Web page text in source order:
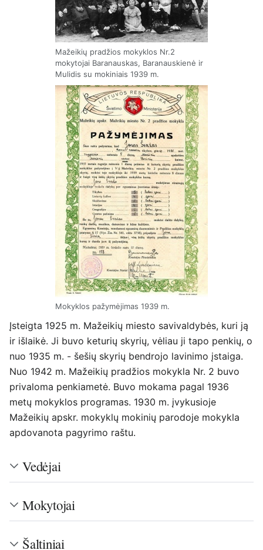
Mažeikių pradžios mokyklos Nr.2
mokytojai Baranauskas, Baranauskienė ir
Mulidis su mokiniais 1939 m.
Mokyklos pažymėjimas 1939 m.
Įsteigta 1925 m. Mažeikių miesto savivaldybės, kuri ją
ir išlaikė. Ji buvo keturių skyrių, vėliau ji tapo penkių, o
nuo 1935 m. - šešių skyrių bendrojo lavinimo įstaiga.
Nuo 1942 m. Mažeikių pradžios mokykla Nr. 2 buvo
privaloma penkiametė. Buvo mokama pagal 1936
metų mokyklos programas. 1930 m. įvykusioje
Mažeikių apskr. mokyklų mokinių parodoje mokykla
apdovanota pagyrimo raštu.
Vedėjai
Mokytojai
Šaltiniai